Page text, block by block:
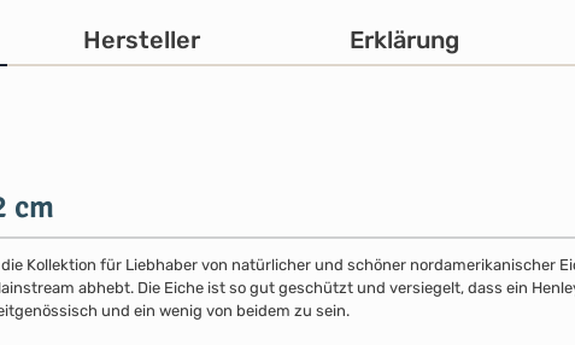
Hersteller Erklärung
cm
Kollektion für Liebhaber von natürlicher und schöner nordamerikanischer
abhebt. Die Eiche ist so gut geschützt und versiegelt, dass ein
und ein wenig von beidem zu sein.